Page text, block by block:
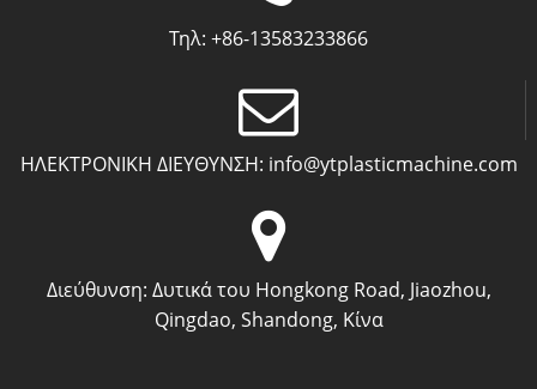
Τηλ: +86-13583233866
ΗΛΕΚΤΡΟΝΙΚΗ ΔΙΕΥΘΥΝΣΗ: info@ytplasticmachine.com
Διεύθυνση: Δυτικά του Hongkong Road, Jiaozhou,
Qingdao, Shandong, Κίνα